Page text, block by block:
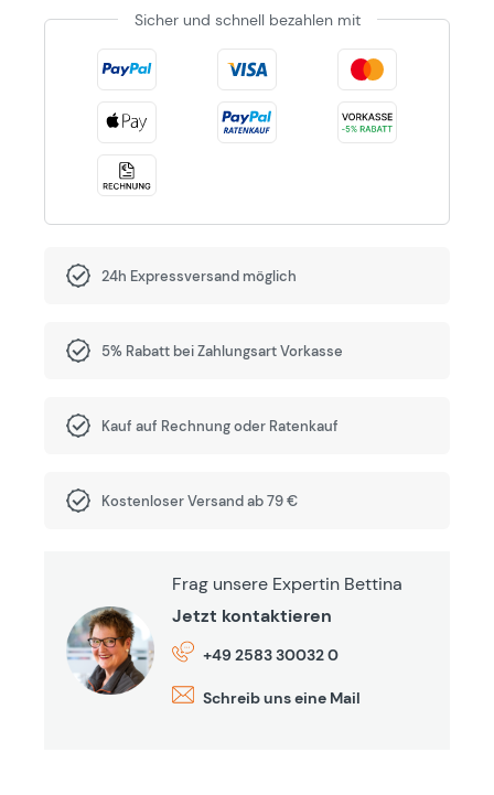
Sicher und schnell bezahlen mit
24h Expressversand möglich
5% Rabatt bei Zahlungsart Vorkasse
Kauf auf Rechnung oder Ratenkauf
Kostenloser Versand ab 79 €
Frag unsere Expertin Bettina
Jetzt kontaktieren
+49 2583 30032 0
Schreib uns eine Mail